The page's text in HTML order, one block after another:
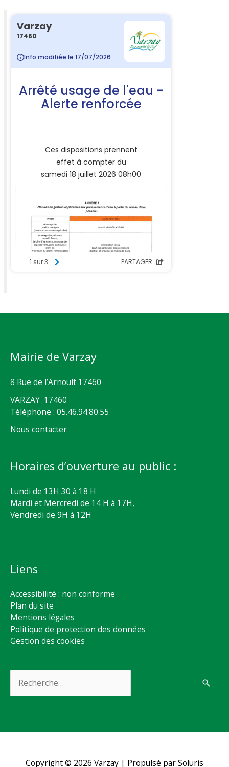
Mairie de Varzay
8 Rue de l’Arnoult 17460
VARZAY 17460
Téléphone : 05.46.94.80.55
Nous contacter
Horaires d’ouverture au public :
Lundi de 13H 30 à 18 H
Mardi et Mercredi de 14 H à 17H,
Vendredi de 9H à 12H
Liens
Accessibilité : non conforme
Plan du site
Mentions légales
Politique de protection des données
Gestion des cookies
Copyright © 2026 Varzay | Propulsé par Soluris